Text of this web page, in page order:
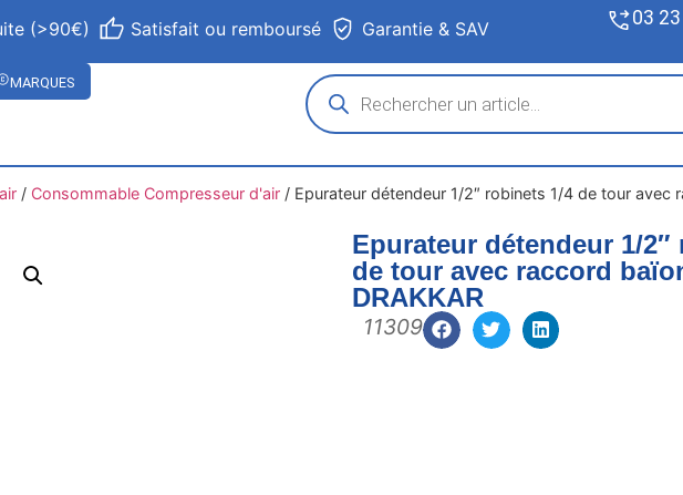
(>90€) Satisfait ou remboursé Garantie & SAV 03
MARQUES
/ Consommable Compresseur d'air/ Epurateur détendeur 1/2″ robinets 1/4 de tour avec
Epurateur détendeur 1/2″
de tour avec raccord
DRAKKAR
11309